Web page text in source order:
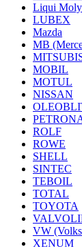
Liqui Moly
LUBEX
Mazda
MB
MOBIL
MOTUL
NISSAN
ROLF
ROWE
SHELL
SINTEC
TEBOIL
TOTAL
TOYOTA
VW
XENUM